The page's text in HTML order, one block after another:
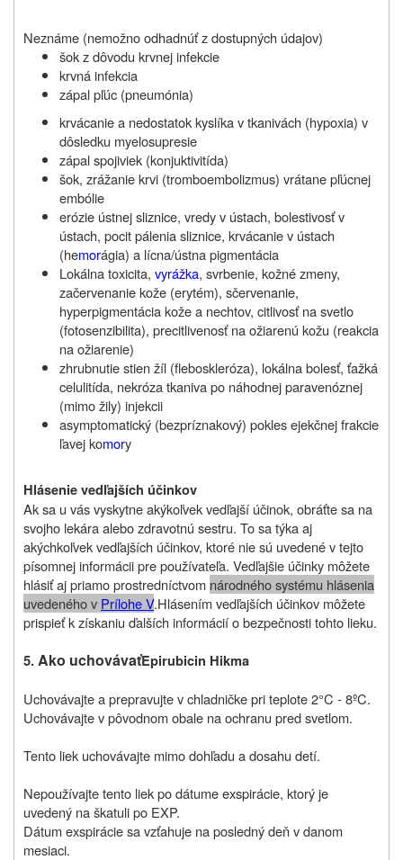
Neznáme (nemožno odhadnúť z dostupných údajov)
šok z dôvodu krvnej infekcie
krvná infekcia
zápal pľúc (pneumónia)
krvácanie a nedostatok kyslíka v tkanivách (hypoxia) v
dôsledku myelosupresie
zápal spojiviek (konjuktivitída)
šok, zrážanie krvi (tromboembolizmus) vrátane pľúcnej
embólie
erózie ústnej sliznice, vredy v ústach, bolestivosť v
ústach, pocit pálenia sliznice, krvácanie v ústach
(hemorágia) a lícna/ústna pigmentácia
Lokálna toxicita, vyrážka, svrbenie, kožné zmeny,
začervenanie kože (erytém), sčervenanie,
hyperpigmentácia kože a nechtov, citlivosť na svetlo
(fotosenzibilita), precitlivenosť na ožiarenú kožu (reakcia
na ožiarenie)
zhrubnutie stien žíl (fleboskleróza), lokálna bolesť, ťažká
celulitída, nekróza tkaniva po náhodnej paravenóznej
(mimo žily) injekcii
asymptomatický (bezpríznakový) pokles ejekčnej frakcie
ľavej komory
Hlásenie vedľajších účinkov
Ak sa u vás vyskytne akýkoľvek vedľajší účinok, obráťte sa na
svojho lekára alebo zdravotnú sestru. To sa týka aj
akýchkoľvek vedľajších účinkov, ktoré nie sú uvedené v tejto
písomnej informácii pre používateľa. Vedľajšie účinky môžete
hlásiť aj priamo prostredníctvom národného systému hlásenia
uvedeného v Prílohe V.Hlásením vedľajších účinkov môžete
prispieť k získaniu ďalších informácií o bezpečnosti tohto lieku.
5.Ako uchovávaťEpirubicin Hikma
Uchovávajte a prepravujte v chladničke pri teplote 2°C ‑ 8ºC.
Uchovávajte v pôvodnom obale na ochranu pred svetlom.
Tento liek uchovávajte mimo dohľadu a dosahu detí.
Nepoužívajte tento liek po dátume exspirácie, ktorý je
uvedený na škatuli po EXP.
Dátum exspirácie sa vzťahuje na posledný deň v danom
mesiaci.